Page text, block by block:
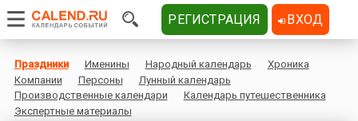
Праздники Именины Народный календарь
Хроника
Компании
Персоны
Лунный календарь
Производственные календари
Календарь путешественника
Экспертные материалы
РЕГИСТРАЦИЯ ВХОД